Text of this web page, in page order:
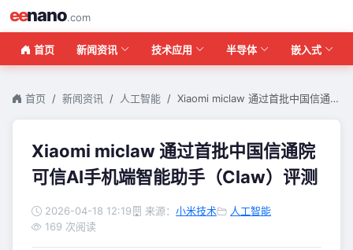
eenano.com
首页 新闻资讯 技术应用 半导体 嵌入式
首页 新闻资讯 人工智能 Xiaomi miclaw 通过首批中国信通…
Xiaomi miclaw 通过首批中国信通院
可信AI手机端智能助手（Claw）评测
2026-04-18 12:19 来源： 小米技术
人工智能
169 次阅读